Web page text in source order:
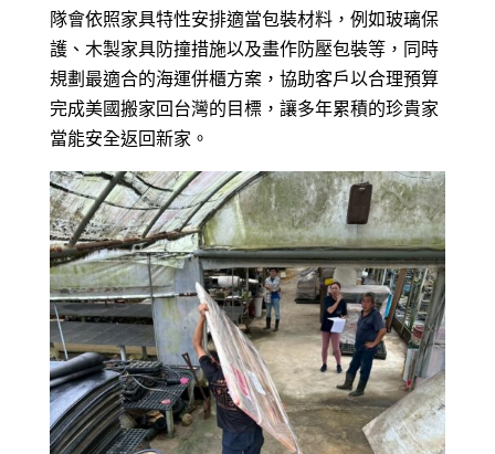
隊會依照家具特性安排適當包裝材料，例如玻璃保
護、木製家具防撞措施以及畫作防壓包裝等，同時
規劃最適合的海運併櫃方案，協助客戶以合理預算
完成美國搬家回台灣的目標，讓多年累積的珍貴家
當能安全返回新家。